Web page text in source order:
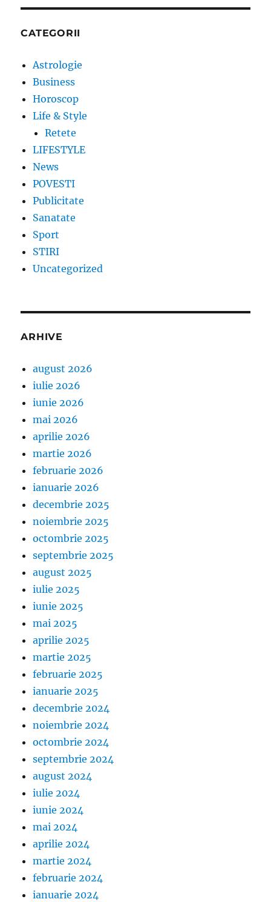
CATEGORII
Astrologie
Business
Horoscop
Life & Style
Retete
LIFESTYLE
News
POVESTI
Publicitate
Sanatate
Sport
STIRI
Uncategorized
ARHIVE
august 2026
iulie 2026
iunie 2026
mai 2026
aprilie 2026
martie 2026
februarie 2026
ianuarie 2026
decembrie 2025
noiembrie 2025
octombrie 2025
septembrie 2025
august 2025
iulie 2025
iunie 2025
mai 2025
aprilie 2025
martie 2025
februarie 2025
ianuarie 2025
decembrie 2024
noiembrie 2024
octombrie 2024
septembrie 2024
august 2024
iulie 2024
iunie 2024
mai 2024
aprilie 2024
martie 2024
februarie 2024
ianuarie 2024